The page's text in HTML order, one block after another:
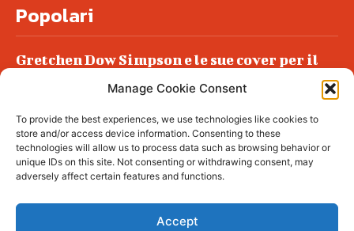
Manage Cookie Consent
To provide the best experiences, we use technologies like cookies to
store and/or access device information. Consenting to these
technologies will allow us to process data such as browsing behavior or
unique IDs on this site. Not consenting or withdrawing consent, may
adversely affect certain features and functions.
Accept
Popolari
Gretchen Dow Simpson e le sue cover per il
Podlech, il Cile lo ha condannato
all’ergastolo
Era ubriaca…